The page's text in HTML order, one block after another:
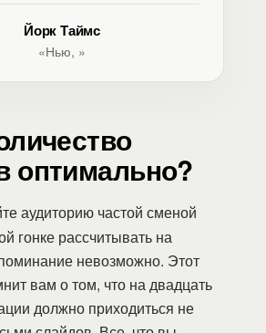
Йорк Таймс
«Нью, »
оптимально?
аудиторию частой сменой
гонке рассчитывать на
невозможно. Этот
вам о том, что на двадцать
должно приходиться не